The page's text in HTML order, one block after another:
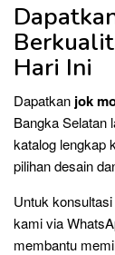
Hari Ini
Dapatkan jok
Bangka Selatan
katalog lengkap
pilihan desain
Untuk
kami via
membantu